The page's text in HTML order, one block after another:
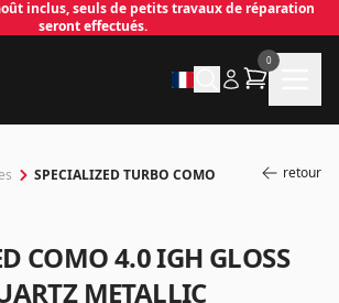
inclus, seuls de petits travaux de réparation
seront effectués.
0
SPECIALIZED TURBO COMO retour
COMO 4.0 IGH GLOSS
METALLIC